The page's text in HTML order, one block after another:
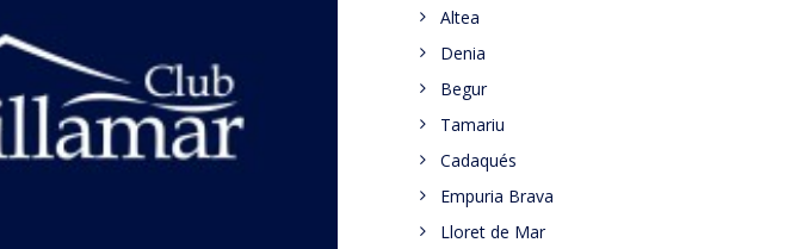
Altea
Denia
Begur
Tamariu
Cadaqués
Empuria Brava
Lloret de Mar